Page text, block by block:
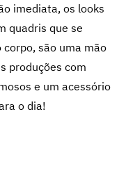
imediata, os looks
quadris que se
são uma mão
produções com
e um acessório
o dia!